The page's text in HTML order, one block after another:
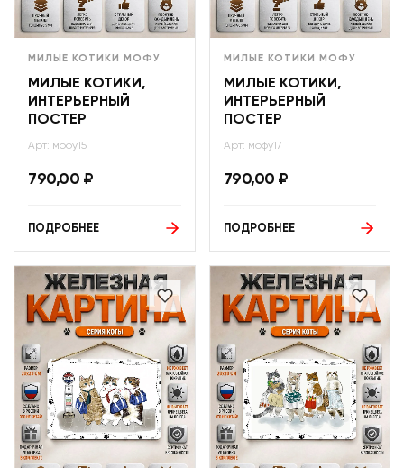
МИЛЫЕ КОТИКИ МОФУ
МИЛЫЕ КОТИКИ,
ИНТЕРЬЕРНЫЙ
ПОСТЕР
Арт: мофу15
790,00 ₽
ПОДРОБНЕЕ
МИЛЫЕ КОТИКИ МОФУ
МИЛЫЕ КОТИКИ,
ИНТЕРЬЕРНЫЙ
ПОСТЕР
Арт: мофу17
790,00 ₽
ПОДРОБНЕЕ